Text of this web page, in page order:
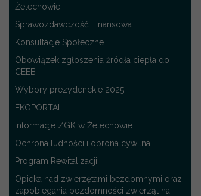
Żelechowie
Sprawozdawczość Finansowa
Konsultacje Społeczne
Obowiązek zgłoszenia źródła ciepła do
CEEB
Wybory prezydenckie 2025
EKOPORTAL
Informacje ZGK w Żelechowie
Ochrona ludności i obrona cywilna
Program Rewitalizacji
Opieka nad zwierzętami bezdomnymi oraz
zapobiegania bezdomności zwierząt na